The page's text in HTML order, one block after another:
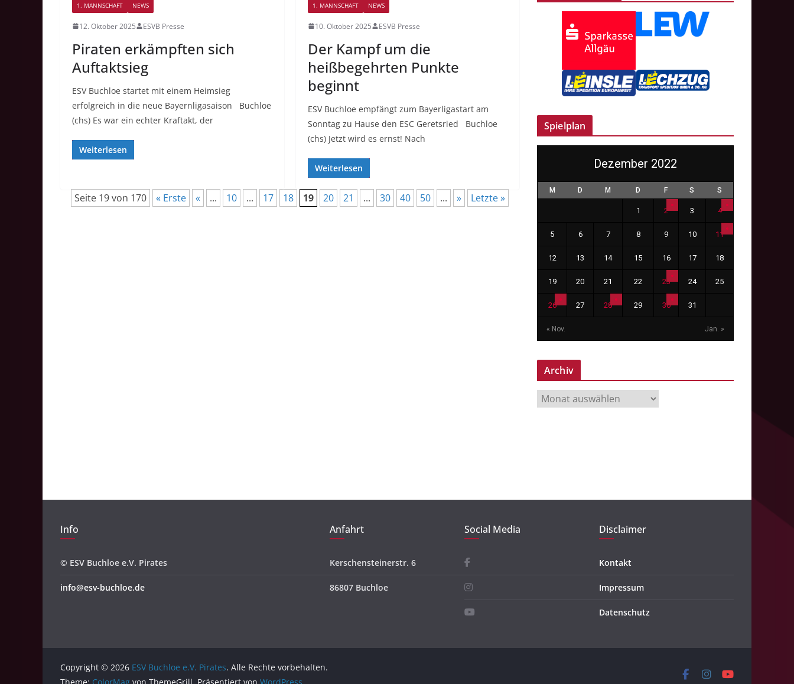
1. MANNSCHAFT NEWS
12. Oktober 2025 ESVB Presse
Piraten erkämpften sich
Auftaktsieg
ESV Buchloe startet mit einem Heimsieg
erfolgreich in die neue Bayernligasaison Buchloe
(chs) Es war ein echter Kraftakt, der
Weiterlesen
1. MANNSCHAFT NEWS
10. Oktober 2025 ESVB Presse
Der Kampf um die
heißbegehrten Punkte
beginnt
ESV Buchloe empfängt zum Bayerligastart am
Sonntag zu Hause den ESC Geretsried Buchloe
(chs) Jetzt wird es ernst! Nach
Weiterlesen
Seite 19 von 170 « Erste « ... 10 ... 17 18 19 20 21 ... 30 40 50 ... » Letzte »
Spielplan
Dezember 2022
M D M D F S S
« Nov. Jan. »
1 2 3 4
5 6 7 8 9 10 11
12 13 14 15 16 17 18
19 20 21 22 23 24 25
26 27 28 29 30 31
Archiv
r
Info
© ESV Buchloe e.V. Pirates
info@esv-buchloe.de
Anfahrt
Kerschensteinerstr. 6
86807 Buchloe
Social Media Disclaimer
Kontakt
Impressum
Datenschutz
Copyright © 2026 ESV Buchloe e.V. Pirates. Alle Rechte vorbehalten.